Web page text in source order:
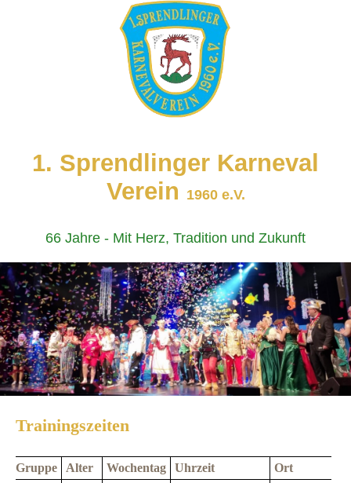
1. Sprendlinger Karneval
Verein 1960 e.V.
66 Jahre - Mit Herz, Tradition und Zukunft
Trainingszeiten
Gruppe Alter Wochentag Uhrzeit
Ort